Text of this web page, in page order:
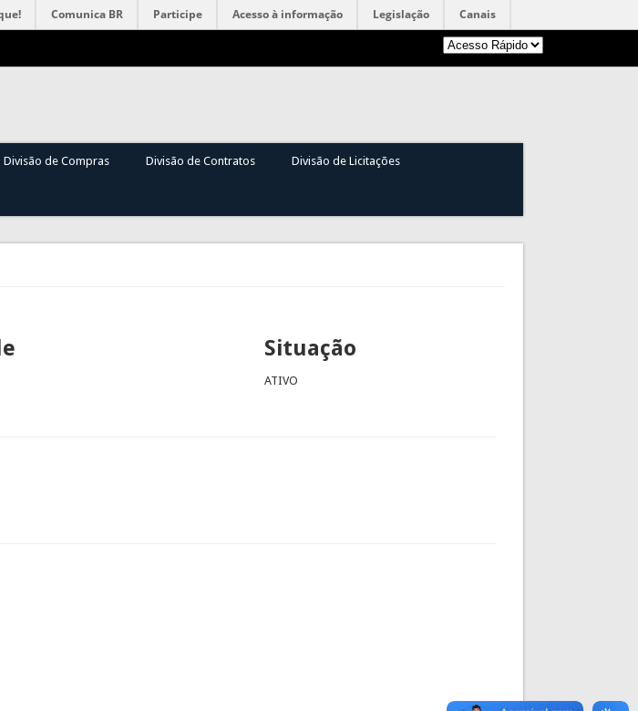
Comunica BR Participe Acesso à informação Legislação Canais
Divisão de Compras Divisão de Contratos Divisão de Licitações
Situação
ATIVO